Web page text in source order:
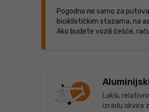
Pogodno ne samo za
biciklističkim stazama, na
Ako budete vozili češće,
Lakši,
izradu okvira